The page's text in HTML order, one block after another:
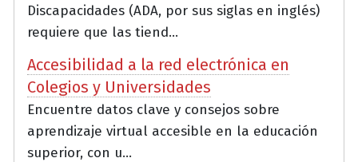
Discapacidades (ADA, por sus siglas en inglés)
requiere que las tiend...
Accesibilidad a la red electrónica en
Colegios y Universidades
Encuentre datos clave y consejos sobre
aprendizaje virtual accesible en la educación
superior, con u...